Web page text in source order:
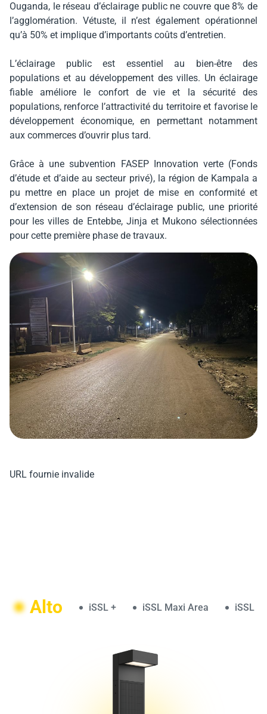
Ouganda, le réseau d’éclairage public ne couvre que 8% de
l’agglomération. Vétuste, il n’est également opérationnel
qu’à 50% et implique d’importants coûts d’entretien.
L’éclairage public est essentiel au bien-être des
populations et au développement des villes. Un éclairage
fiable améliore le confort de vie et la sécurité des
populations, renforce l’attractivité du territoire et favorise le
développement économique, en permettant notamment
aux commerces d’ouvrir plus tard.
Grâce à une subvention FASEP Innovation verte (Fonds
d’étude et d’aide au secteur privé), la région de Kampala a
pu mettre en place un projet de mise en conformité et
d’extension de son réseau d’éclairage public, une priorité
pour les villes de Entebbe, Jinja et Mukono sélectionnées
pour cette première phase de travaux.
URL fournie invalide
Alto iSSL + iSSL Maxi Area iSSL